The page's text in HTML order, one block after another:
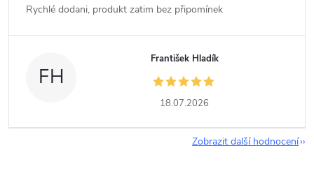
Rychlé dodani, produkt zatim bez připomínek
FH
František Hladík
18.07.2026
Zobrazit další hodnocení